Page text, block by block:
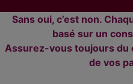
Sans oui, c’est non.
basé sur un
Assurez-vous toujours
de vos